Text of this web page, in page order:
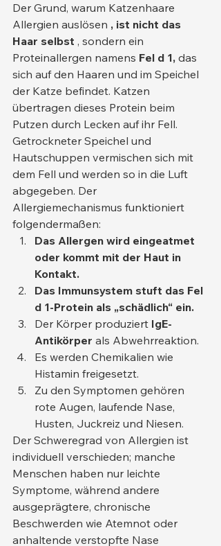
Der Grund, warum Katzenhaare
Allergien auslösen , ist nicht das
Haar selbst , sondern ein
Proteinallergen namens Fel d 1, das
sich auf den Haaren und im Speichel
der Katze befindet. Katzen
übertragen dieses Protein beim
Putzen durch Lecken auf ihr Fell.
Getrockneter Speichel und
Hautschuppen vermischen sich mit
dem Fell und werden so in die Luft
abgegeben. Der
Allergiemechanismus funktioniert
folgendermaßen:
Das Allergen wird eingeatmet
oder kommt mit der Haut in
Kontakt.
Das Immunsystem stuft das Fel
d 1-Protein als „schädlich“ ein.
Der Körper produziert IgE-
Antikörper als Abwehrreaktion.
Es werden Chemikalien wie
Histamin freigesetzt.
Zu den Symptomen gehören
rote Augen, laufende Nase,
Husten, Juckreiz und Niesen.
Der Schweregrad von Allergien ist
individuell verschieden; manche
Menschen haben nur leichte
Symptome, während andere
ausgeprägtere, chronische
Beschwerden wie Atemnot oder
anhaltende verstopfte Nase